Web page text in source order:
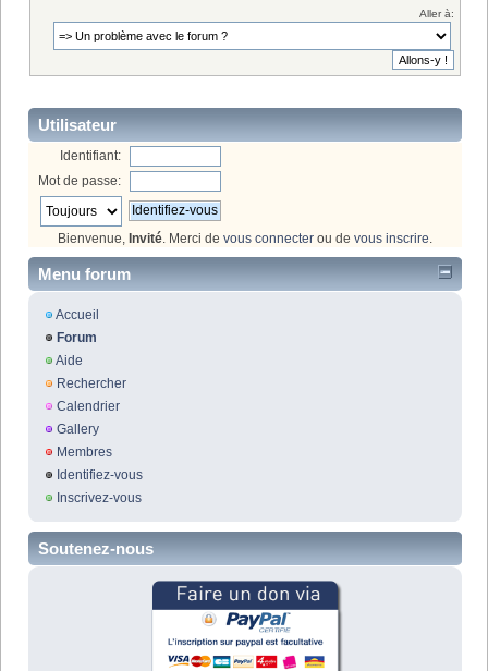
Aller à:
Utilisateur
Identifiant:
Mot de passe:
Bienvenue, Invité. Merci de vous connecter ou de vous inscrire.
Menu forum
Accueil
Forum
Aide
Rechercher
Calendrier
Gallery
Membres
Identifiez-vous
Inscrivez-vous
Soutenez-nous